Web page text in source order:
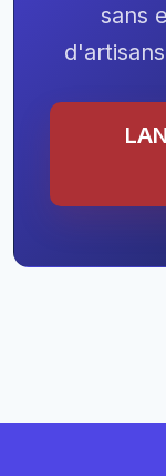
sans